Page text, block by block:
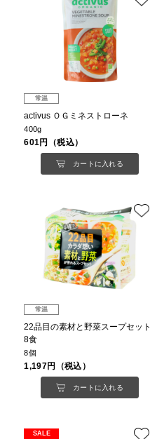
常温
activus ＯＧミネストローネ
400g
601円（税込）
カートに入れる
常温
22品目の素材と野菜スープセット
8食
8個
1,197円（税込）
カートに入れる
SALE